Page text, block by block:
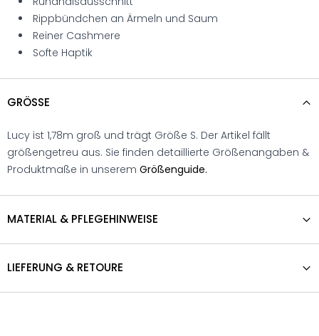
Rippbündchen an Ärmeln und Saum
Reiner Cashmere
Softe Haptik
GRÖSSE
Lucy ist 1,78m groß und trägt Größe S. Der Artikel fällt
größengetreu aus. Sie finden detaillierte Größenangaben &
Produktmaße in unserem Größenguide.
MATERIAL & PFLEGEHINWEISE
LIEFERUNG & RETOURE